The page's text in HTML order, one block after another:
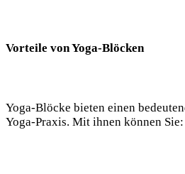
Vorteile von‍ Yoga-Blöcken
Yoga-Blöcke bieten einen
Yoga-Praxis. Mit ihnen können Sie: